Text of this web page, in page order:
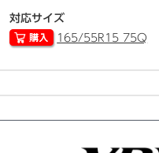
対応サイズ
165/55R15 75Q